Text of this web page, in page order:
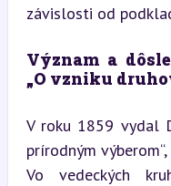
závislosti od
Význam a
„O vzniku
V roku 1859 vydal
prírodným
Vo vedeckých